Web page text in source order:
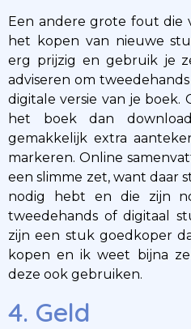
Een andere grote fout die
het kopen van nieuwe
erg prijzig en gebruik je
adviseren om
digitale versie van je boek.
het boek dan
gemakkelijk extra
markeren. Online
een slimme zet, want daar
nodig hebt en die zijn
tweedehands of digitaal
zijn een stuk goedkoper
kopen en ik weet bijna
deze ook gebruiken.
4. Geld